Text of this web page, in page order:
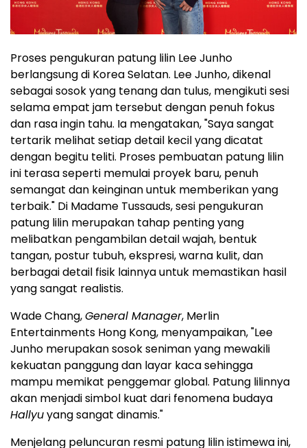
Proses pengukuran patung lilin Lee Junho
berlangsung di Korea Selatan. Lee Junho, dikenal
sebagai sosok yang tenang dan tulus, mengikuti sesi
selama empat jam tersebut dengan penuh fokus
dan rasa ingin tahu. Ia mengatakan, "Saya sangat
tertarik melihat setiap detail kecil yang dicatat
dengan begitu teliti. Proses pembuatan patung lilin
ini terasa seperti memulai proyek baru, penuh
semangat dan keinginan untuk memberikan yang
terbaik." Di Madame Tussauds, sesi pengukuran
patung lilin merupakan tahap penting yang
melibatkan pengambilan detail wajah, bentuk
tangan, postur tubuh, ekspresi, warna kulit, dan
berbagai detail fisik lainnya untuk memastikan hasil
yang sangat realistis.
Wade Chang,General Manager, Merlin
Entertainments Hong Kong, menyampaikan, "Lee
Junho merupakan sosok seniman yang mewakili
kekuatan panggung dan layar kaca sehingga
mampu memikat penggemar global. Patung lilinnya
akan menjadi simbol kuat dari fenomena budaya
Hallyuyang sangat dinamis."
Menjelang peluncuran resmi patung lilin istimewa ini,